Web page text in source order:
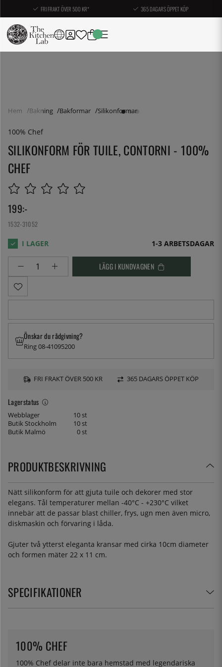
FRI FRAKT ÖVER 500 KR* 365 DAGARS ÖPPET KÖP
Hem Bakning Bakformar Silikonformar
100% Chef
SILIKONFORM FÖR TUILE, CONTORNI - 100%
CHEF
199:-
1532-31052
1-3 ARBETSDAGAR
LÄGG I KUNDVAGNEN
Lagerstatus
Webblager
10 st
Butik Stockholm
10 st
Butik Malmö
0 st
Önskar du rådgivning?
Ring 08-41095200
FRI FRAKT ÖVER 500 KR 365 DAGARS ÖPPET KÖP
PRODUKTBESKRIVNING
Nätt silikonform för att gjuta tuile och dekorer med stor
elegans. Tål temperaturer mellan -40°C - +230°C vilket
innebär att de passar blast chiller, frys, ugn men även micro,
diskmaskin och förvaring i låda.
Gjuter två ytterst eleganta kransar med cirka 10cm diameter
och formen mäter 22 x 11 cm.
SPECIFIKATIONER
100% Chef delar inte bara hemstad med legendariska
100% CHEF